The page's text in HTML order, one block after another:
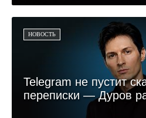
НОВОСТЬ
Telegram не пустит
переписки — Дуров